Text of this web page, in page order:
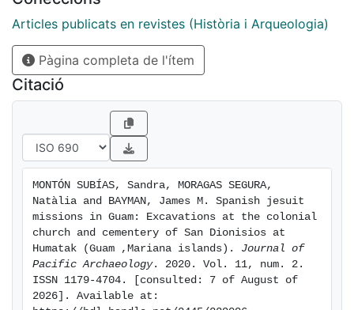
example of indigenous resilience and the vitality of
archaeological heritage in the maintenance of
contemporary cultural identity.
Articles publicats en revistes (Història i Arqueologia)
Pàgina completa de l'ítem
Citació
MONTÓN SUBÍAS, Sandra, MORAGAS SEGURA,
Natàlia and BAYMAN, James M. Spanish jesuit
missions in Guam: Excavations at the colonial
church and cementery of San Dionisios at
Humatak (Guam ,Mariana islands). Journal of
Pacific Archaeology. 2020. Vol. 11, num. 2.
ISSN 1179-4704. [consulted: 7 of August of
2026]. Available at: